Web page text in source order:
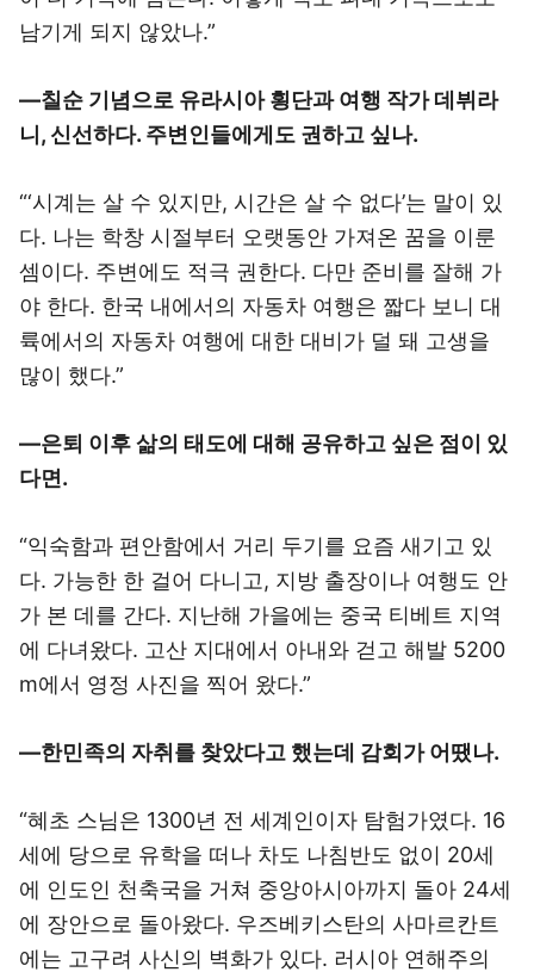
남기게 되지 않았나.”
―칠순 기념으로 유라시아 횡단과 여행 작가 데뷔라
니, 신선하다. 주변인들에게도 권하고 싶나.
“‘시계는 살 수 있지만, 시간은 살 수 없다’는 말이 있
다. 나는 학창 시절부터 오랫동안 가져온 꿈을 이룬
셈이다. 주변에도 적극 권한다. 다만 준비를 잘해 가
야 한다. 한국 내에서의 자동차 여행은 짧다 보니 대
륙에서의 자동차 여행에 대한 대비가 덜 돼 고생을
많이 했다.”
―은퇴 이후 삶의 태도에 대해 공유하고 싶은 점이 있
다면.
“익숙함과 편안함에서 거리 두기를 요즘 새기고 있
다. 가능한 한 걸어 다니고, 지방 출장이나 여행도 안
가 본 데를 간다. 지난해 가을에는 중국 티베트 지역
에 다녀왔다. 고산 지대에서 아내와 걷고 해발 5200
m에서 영정 사진을 찍어 왔다.”
―한민족의 자취를 찾았다고 했는데 감회가 어땠나.
“혜초 스님은 1300년 전 세계인이자 탐험가였다. 16
세에 당으로 유학을 떠나 차도 나침반도 없이 20세
에 인도인 천축국을 거쳐 중앙아시아까지 돌아 24세
에 장안으로 돌아왔다. 우즈베키스탄의 사마르칸트
에는 고구려 사신의 벽화가 있다. 러시아 연해주의